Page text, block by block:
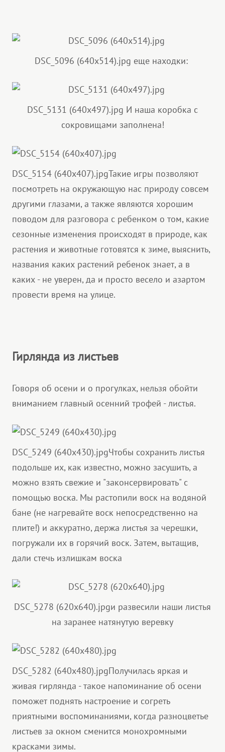
DSC_5096 (640x514).jpg еще находки:
DSC_5131 (640x497).jpg И наша коробка с
сокровищами заполнена!
DSC_5154 (640x407).jpgТакие игры позволяют
посмотреть на окружающую нас природу совсем
другими глазами, а также являются хорошим
поводом для разговора с ребенком о том, какие
сезонные изменения происходят в природе, как
растения и животные готовятся к зиме, выяснить,
названия каких растений ребенок знает, а в
каких - не уверен, да и просто весело и азартом
провести время на улице.
Гирлянда из листьев
Говоря об осени и о прогулках, нельзя обойти
вниманием главный осенний трофей - листья.
DSC_5249 (640x430).jpgЧтобы сохранить листья
подольше их, как известно, можно засушить, а
можно взять свежие и "законсервировать" с
помощью воска. Мы растопили воск на водяной
бане (не нагревайте воск непосредственно на
плите!) и аккуратно, держа листья за черешки,
погружали их в горячий воск. Затем, вытащив,
дали стечь излишкам воска
DSC_5278 (620x640).jpgи развесили наши листья
на заранее натянутую веревку
DSC_5282 (640x480).jpgПолучилась яркая и
живая гирлянда - такое напоминание об осени
поможет поднять настроение и согреть
приятными воспоминаниями, когда разноцветье
листьев за окном сменится монохромными
красками зимы.